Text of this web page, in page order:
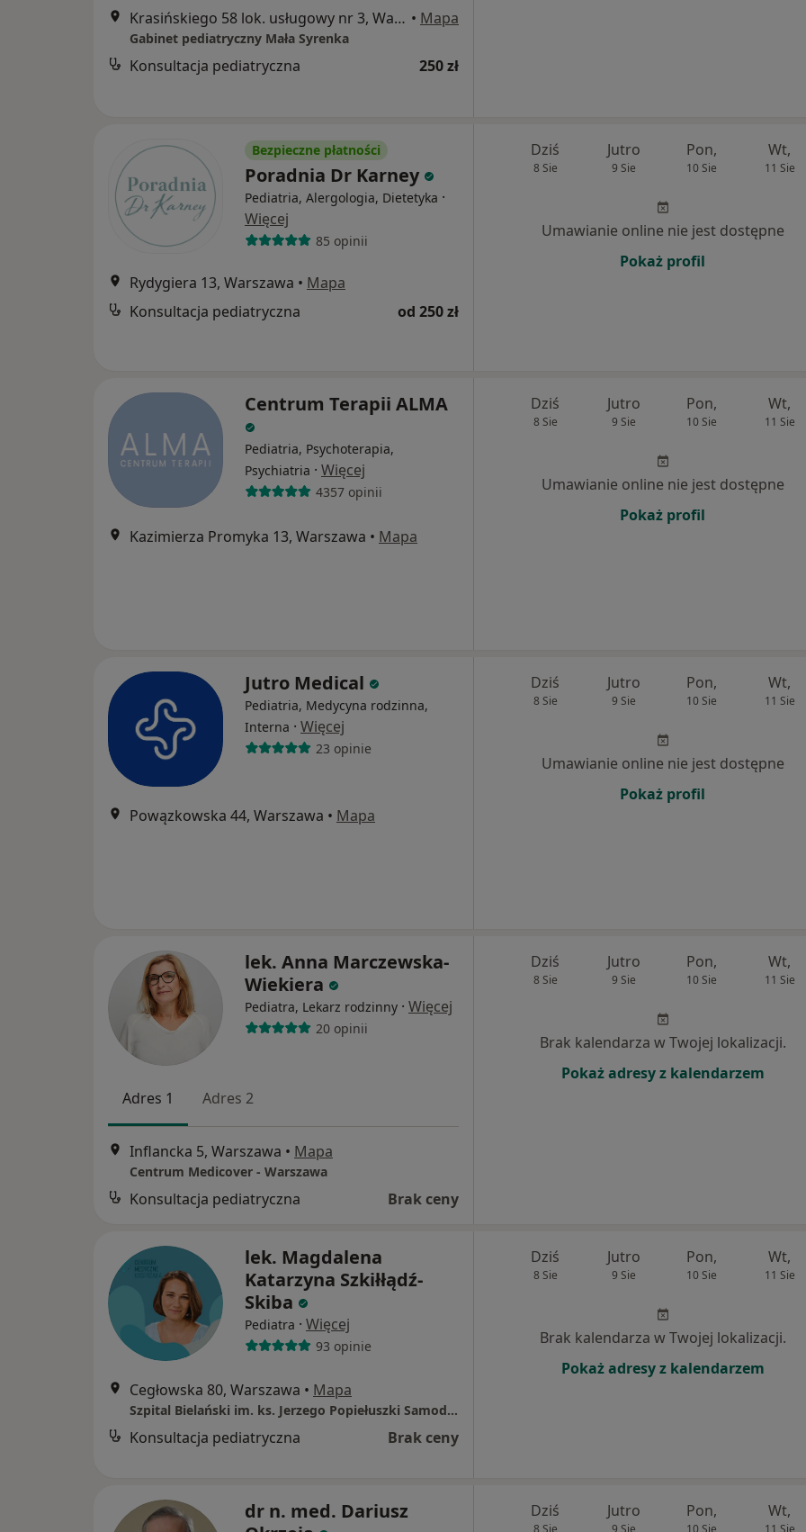
Krasińskiego 58 lok. usługowy nr 3, Warszawa • Mapa
Gabinet pediatryczny Mała Syrenka
Konsultacja pediatryczna 250 zł
Bezpieczne płatności
Poradnia Dr Karney
Pediatria, Alergologia, Dietetyka ·
Więcej
85 opinii
Rydygiera 13, Warszawa • Mapa
Konsultacja pediatryczna
od 250 zł
Dziś
8 Sie
Jutro
9 Sie
Pon,
10 Sie
Wt,
11 Sie
Umawianie online nie jest dostępne
Pokaż profil
Centrum Terapii ALMA
Pediatria, Psychoterapia,
Psychiatria · Więcej
4357 opinii
Kazimierza Promyka 13, Warszawa • Mapa
Dziś
8 Sie
Jutro
9 Sie
Pon,
10 Sie
Wt,
11 Sie
Umawianie online nie jest dostępne
Pokaż profil
Jutro Medical
Pediatria, Medycyna rodzinna,
Interna · Więcej
23 opinie
Powązkowska 44, Warszawa • Mapa
Dziś
8 Sie
Jutro
9 Sie
Pon,
10 Sie
Wt,
11 Sie
Umawianie online nie jest dostępne
Pokaż profil
lek. Anna Marczewska-
Wiekiera
Pediatra, Lekarz rodzinny · Więcej
20 opinii
Adres 1 Adres 2
Inflancka 5, Warszawa • Mapa
Centrum Medicover - Warszawa
Konsultacja pediatryczna Brak ceny
Dziś
8 Sie
Jutro
9 Sie
Pon,
10 Sie
Wt,
11 Sie
Brak kalendarza w Twojej lokalizacji.
Pokaż adresy z kalendarzem
lek. Magdalena
Katarzyna Szkiłłądź-
Skiba
Pediatra · Więcej
93 opinie
Cegłowska 80, Warszawa • Mapa
Szpital Bielański im. ks. Jerzego Popiełuszki Samodzielny Publiczny
Konsultacja pediatryczna Brak ceny
Dziś
8 Sie
Jutro
9 Sie
Pon,
10 Sie
Wt,
11 Sie
Brak kalendarza w Twojej lokalizacji.
Pokaż adresy z kalendarzem
dr n. med. Dariusz
Dziś Jutro Pon, Wt,